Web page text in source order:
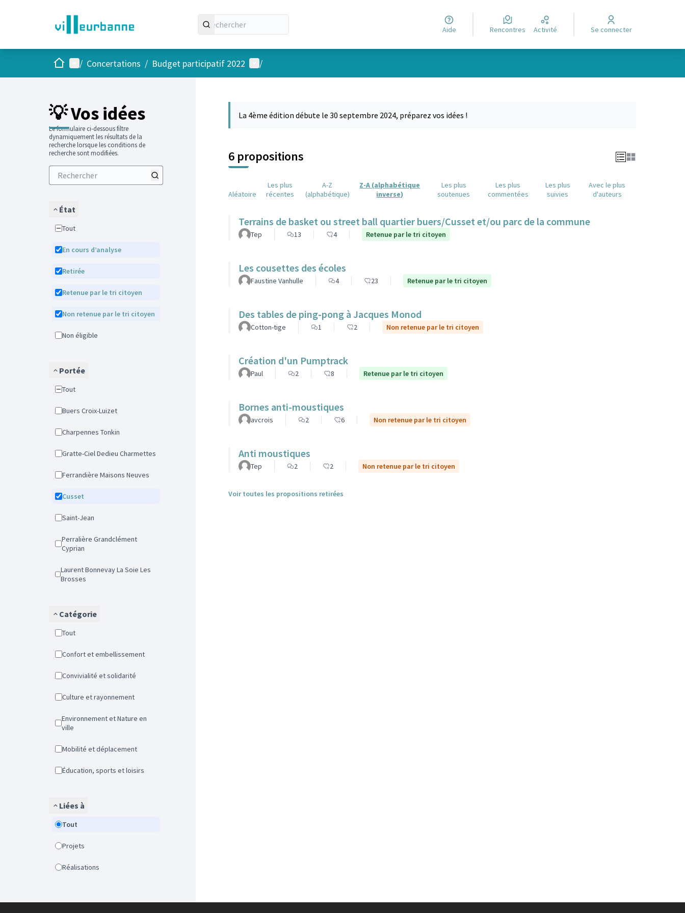
Aide Rencontres Activité Se connecter
AccueilMenu principal
/ Concertations / Budget participatif 2022 Menu utilisateur
/
💡 Vos idées
Le formulaire ci-dessous filtre
dynamiquement les résultats de la
recherche lorsque les conditions de
recherche sont modifiées.
État
Tout
En cours d’analyse
Retirée
Retenue par le tri citoyen
Non retenue par le tri citoyen
Non éligible
Portée
Tout
Buers Croix-Luizet
Charpennes Tonkin
Gratte-Ciel Dedieu Charmettes
Ferrandière Maisons Neuves
Cusset
Saint-Jean
Perralière Grandclément
Cyprian
Laurent Bonnevay La Soie Les
Brosses
Catégorie
Tout
Confort et embellissement
Convivialité et solidarité
Culture et rayonnement
Environnement et Nature en
ville
Mobilité et déplacement
Éducation, sports et loisirs
Liées à
Tout
Projets
Réalisations
La 4ème édition débute le 30 septembre 2024, préparez vos idées !
6 propositions
Aléatoire
Les plus
récentes
A-Z
(alphabétique)
Z-A (alphabétique
inverse)
Les plus
soutenues
Les plus
commentées
Les plus
suivies
Avec le plus
d'auteurs
Terrains de basket ou street ball quartier buers/Cusset et/ou parc de la commune
Tep 13 4 Retenue par le tri citoyen
Les cousettes des écoles
Faustine Vanhulle 4 23 Retenue par le tri citoyen
Des tables de ping-pong à Jacques Monod
Cotton-tige 1 2 Non retenue par le tri citoyen
Création d'un Pumptrack
Paul 2 8 Retenue par le tri citoyen
Bornes anti-moustiques
avcrois 2 6 Non retenue par le tri citoyen
Anti moustiques
Tep 2 2 Non retenue par le tri citoyen
Voir toutes les propositions retirées